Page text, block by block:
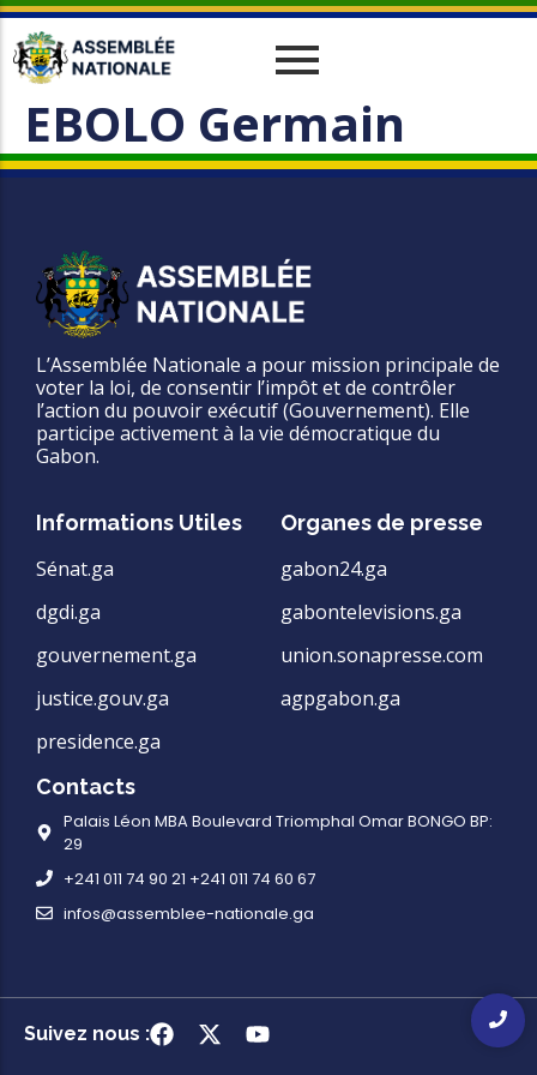
Historique
Missions
Administration
Vos Députés
Travaux
Relations Interparlementaires
Actualités
Evènements
EBOLO Germain
L’Assemblée Nationale a pour mission principale de
voter la loi, de consentir l’impôt et de contrôler
l’action du pouvoir exécutif (Gouvernement). Elle
participe activement à la vie démocratique du
Gabon.
Informations Utiles
Sénat.ga
dgdi.ga
gouvernement.ga
justice.gouv.ga
presidence.ga
Organes de presse
gabon24.ga
gabontelevisions.ga
union.sonapresse.com
agpgabon.ga
Contacts
Palais Léon MBA Boulevard Triomphal Omar BONGO BP:
29
+241 011 74 90 21 +241 011 74 60 67
infos@assemblee-nationale.ga
Suivez nous :